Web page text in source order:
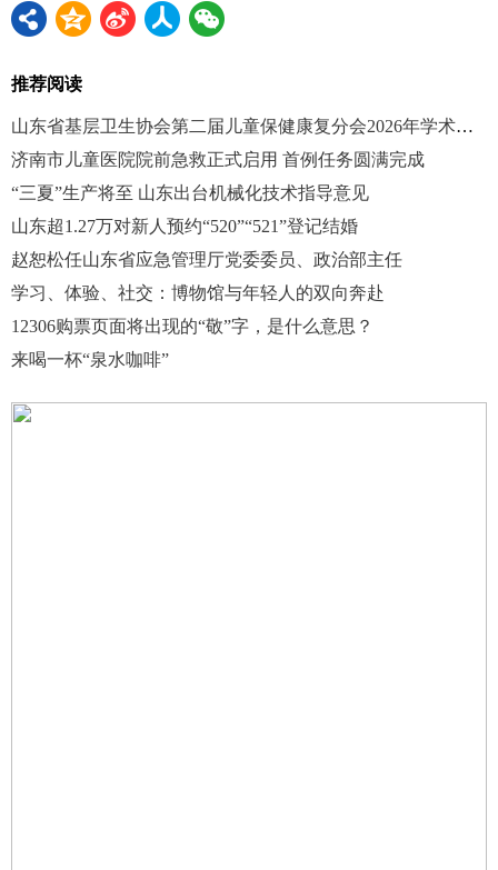
推荐阅读
山东省基层卫生协会第二届儿童保健康复分会2026年学术年会召开
济南市儿童医院院前急救正式启用 首例任务圆满完成
“三夏”生产将至 山东出台机械化技术指导意见
山东超1.27万对新人预约“520”“521”登记结婚
赵恕松任山东省应急管理厅党委委员、政治部主任
学习、体验、社交：博物馆与年轻人的双向奔赴
12306购票页面将出现的“敬”字，是什么意思？
来喝一杯“泉水咖啡”